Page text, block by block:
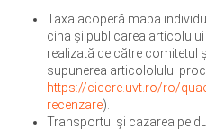
Taxa acoperă mapa
cina şi publicarea
realizată de către comitetul
supunerea articololului
https://ciccre.uvt.ro/ro/
recenzare).
Transportul și cazarea pe